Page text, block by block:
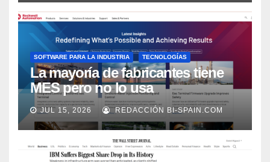
SOFTWARE PARA LA INDUSTRIA TECNOLOGÍAS
La mayoría de fabricantes tiene
MES pero no lo usa
adecuadamente, según Rockwell
Automation
JUL 15, 2026 REDACCIÓN BI-SPAIN.COM